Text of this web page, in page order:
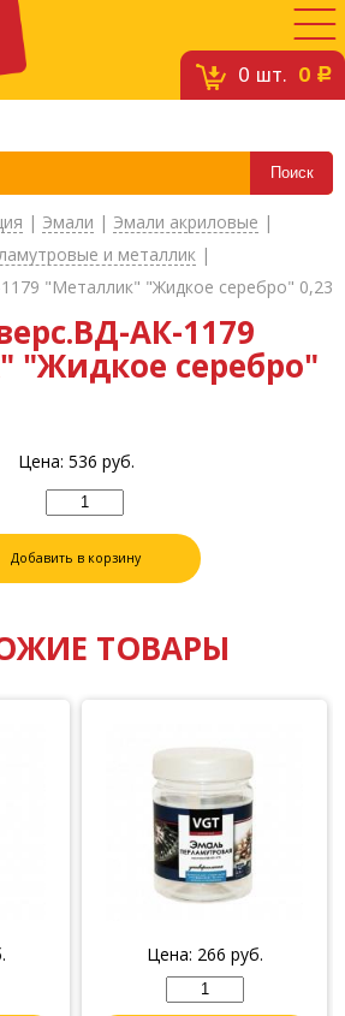
0 шт. 0 c
| Эмали | Эмали акриловые |
и металлик |
"Металлик" "Жидкое серебро" 0,23
АК-1179
"Жидкое серебро"
Цена: 536 руб.
Добавить в корзину
ТОВАРЫ
Цена: 266 руб.